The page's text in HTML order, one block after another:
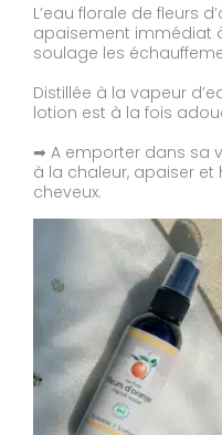
L’eau florale de fleurs
apaisement immédiat
soulage les
Distillée à la vapeur
lotion est à la fois
➡ A emporter dans sa
à la chaleur, apaiser
cheveux.